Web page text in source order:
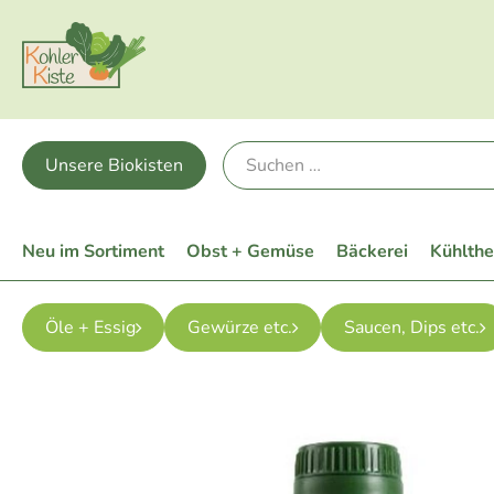
Unsere Biokisten
Neu im Sortiment Obst + Gemüse Bäckerei
Öle + Essig Gewürze etc. Saucen, Dips etc.